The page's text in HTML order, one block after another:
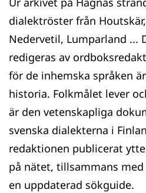
dialektröster från
Nedervetil, Lumparland ...
redigeras av
för de inhemska språken
historia. Folkmålet lever
är den vetenskapliga
svenska dialekterna i
redaktionen publicerat
på nätet, tillsammans
en uppdaterad sökguide.